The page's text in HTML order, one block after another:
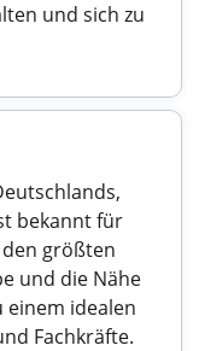
und sich zu
bekannt für
größten
und die Nähe
einem idealen
Fachkräfte.